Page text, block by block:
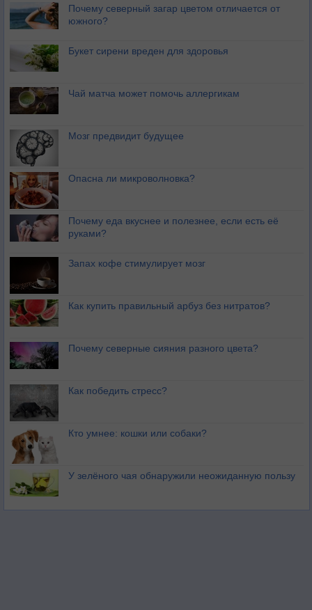
Почему северный загар цветом отличается от
южного?
Букет сирени вреден для здоровья
Чай матча может помочь аллергикам
Мозг предвидит будущее
Опасна ли микроволновка?
Почему еда вкуснее и полезнее, если есть её
руками?
Запах кофе стимулирует мозг
Как купить правильный арбуз без нитратов?
Почему северные сияния разного цвета?
Как победить стресс?
Кто умнее: кошки или собаки?
У зелёного чая обнаружили неожиданную пользу